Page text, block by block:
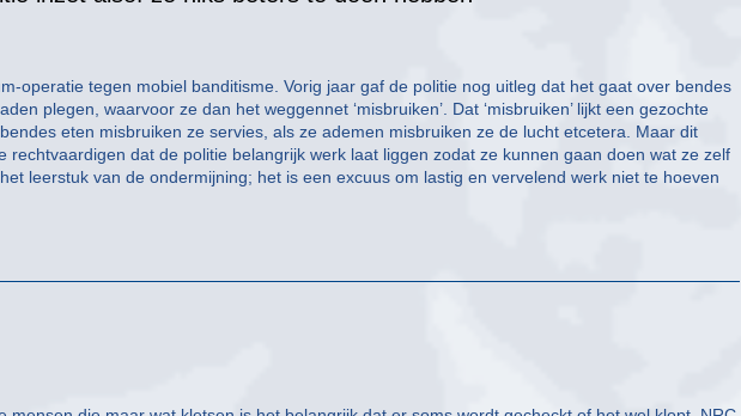
operatie tegen mobiel banditisme. Vorig jaar gaf de politie nog uitleg dat het gaat over bendes
plegen, waarvoor ze dan het weggennet ‘misbruiken’. Dat ‘misbruiken’ lijkt een gezochte
eten misbruiken ze servies, als ze ademen misbruiken ze de lucht etcetera. Maar dit
rechtvaardigen dat de politie belangrijk werk laat liggen zodat ze kunnen gaan doen wat ze zelf
leerstuk van de ondermijning; het is een excuus om lastig en vervelend werk niet te hoeven